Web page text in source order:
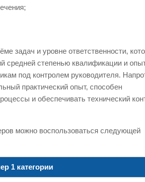
задач и уровне ответственности,
средней степенью квалификации и
под контролем руководителя.
практический опыт, способен
и обеспечивать технический
можно воспользоваться следующей
1 категории